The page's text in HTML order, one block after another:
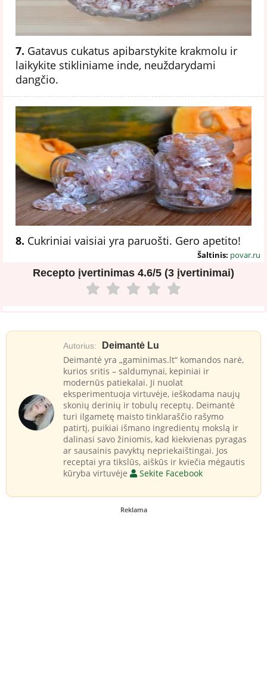
7. Gatavus cukatus apibarstykite krakmolu ir
laikykite stikliniame inde, neuždarydami
dangčio.
8. Cukriniai vaisiai yra paruošti. Gero apetito!
Šaltinis: povar.ru
Recepto įvertinimas 4.6/5 (3 įvertinimai)
Autorius: Deimantė Lu
Deimantė yra „gaminimas.lt“ komandos narė,
kurios sritis – saldumynai, kepiniai ir
modernūs patiekalai. Ji nuolat
eksperimentuoja virtuvėje, ieškodama naujų
skonių derinių ir tobulų receptų. Deimantė
turi ilgametę maisto tinklaraščio rašymo
patirtį, puikiai išmano ingredientų mokslą ir
dalinasi savo žiniomis, kad kiekvienas pyragas
ar sausainis pavyktų nepriekaištingai. Jos
receptai yra tikslūs, aiškūs ir kviečia mėgautis
kūryba virtuvėje
Sekite Facebook
Reklama